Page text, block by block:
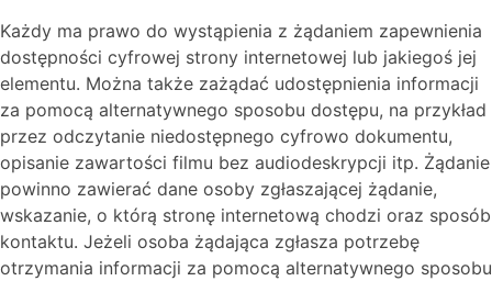
Każdy ma prawo do wystąpienia z żądaniem zapewnienia
dostępności cyfrowej strony internetowej lub jakiegoś jej
elementu. Można także zażądać udostępnienia informacji
za pomocą alternatywnego sposobu dostępu, na przykład
przez odczytanie niedostępnego cyfrowo dokumentu,
opisanie zawartości filmu bez audiodeskrypcji itp. Żądanie
powinno zawierać dane osoby zgłaszającej żądanie,
wskazanie, o którą stronę internetową chodzi oraz sposób
kontaktu. Jeżeli osoba żądająca zgłasza potrzebę
otrzymania informacji za pomocą alternatywnego sposobu